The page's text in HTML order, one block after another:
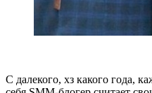
С далекого, хз какого года,